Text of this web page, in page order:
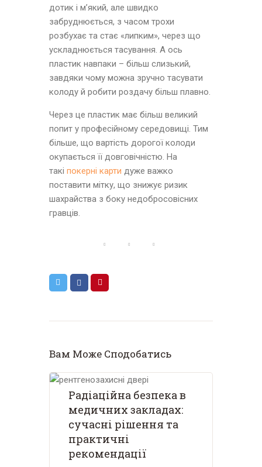
дотик і м’який, але швидко
забруднюється, з часом трохи
розбухає та стає «липким», через що
ускладнюється тасування. А ось
пластик навпаки – більш слизький,
завдяки чому можна зручно тасувати
колоду й робити роздачу більш плавно.
Через це пластик має більш великий
попит у професійному середовищі. Тим
більше, що вартість дорогої колоди
окупається її довговічністю. На
такі покерні карти дуже важко
поставити мітку, що знижує ризик
шахрайства з боку недобросовісних
гравців.
Вам Може Сподобатись
Радіаційна безпека в
медичних закладах:
сучасні рішення та
практичні
рекомендації